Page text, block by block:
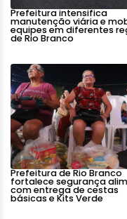
Prefeitura intensifica
manutenção viária e
equipes em diferentes
de Rio Branco
Prefeitura de Rio Branco
fortalece segurança
com entrega de cestas
básicas e Kits Verde